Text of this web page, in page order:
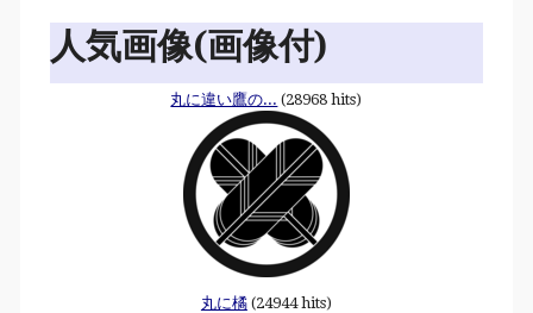
人気画像(画像付)
丸に違い鷹の... (28968 hits)
丸に橘(24944 hits)